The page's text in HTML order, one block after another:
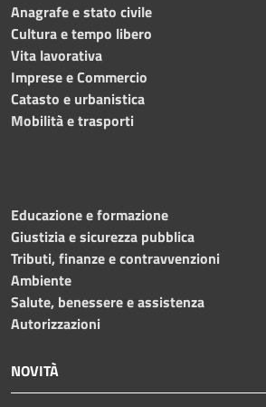
Anagrafe e stato civile
Cultura e tempo libero
Vita lavorativa
Imprese e Commercio
Catasto e urbanistica
Mobilità e trasporti
Educazione e formazione
Giustizia e sicurezza pubblica
Tributi, finanze e contravvenzioni
Ambiente
Salute, benessere e assistenza
Autorizzazioni
NOVITÀ